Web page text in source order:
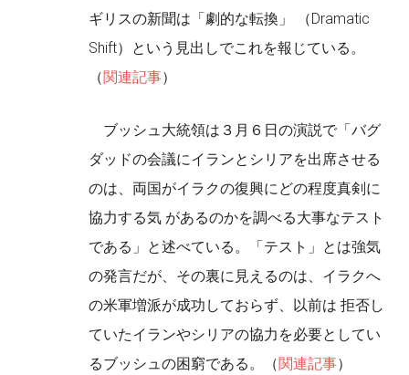
ギリスの新聞は「劇的な転換」 （Dramatic
Shift）という見出しでこれを報じている。
（関連記事）
ブッシュ大統領は３月６日の演説で「バグ
ダッドの会議にイランとシリアを出席させる
のは、両国がイラクの復興にどの程度真剣に
協力する気 があるのかを調べる大事なテスト
である」と述べている。「テスト」とは強気
の発言だが、その裏に見えるのは、イラクへ
の米軍増派が成功しておらず、以前は 拒否し
ていたイランやシリアの協力を必要としてい
るブッシュの困窮である。（関連記事）